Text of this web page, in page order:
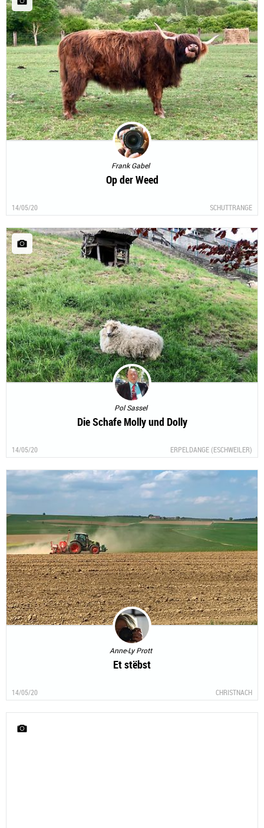
Frank Gabel
Op der Weed
14/05/20 SCHUTTRANGE
Pol Sassel
Die Schafe Molly und Dolly
14/05/20 ERPELDANGE (ESCHWEILER)
Anne-Ly Prott
Et stëbst
14/05/20 CHRISTNACH